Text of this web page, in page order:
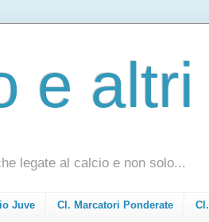
e
legate al calcio e non solo...
Juve Cl. Marcatori Ponderate